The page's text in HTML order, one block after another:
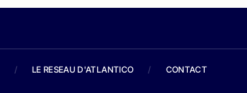
/ LE RESEAU D'ATLANTICO / CONTACT